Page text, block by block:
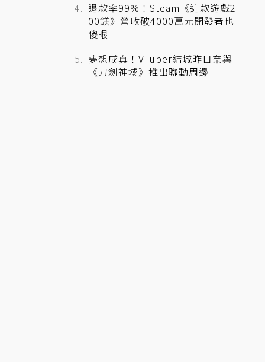
退款率99%！Steam《這款遊戲2
00鎂》營收破4000萬元開發者也
傻眼
夢想成真！VTuber結城昨日奈與
《刀劍神域》推出聯動周邊